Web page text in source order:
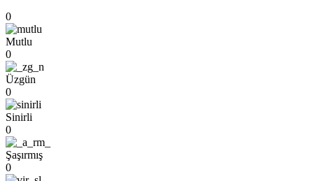
0
Mutlu
0
Üzgün
0
Sinirli
0
Şaşırmış
0